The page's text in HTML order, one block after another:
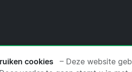
© 2026 Copyright
cookies
– Deze website